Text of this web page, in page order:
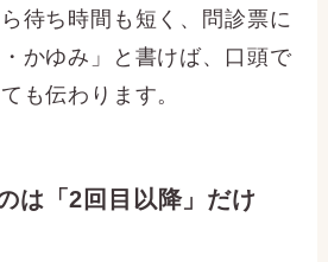
待ち時間も短く、問診票に
・かゆみ」と書けば、口頭で
も伝わります。
は「2回目以降」だけ